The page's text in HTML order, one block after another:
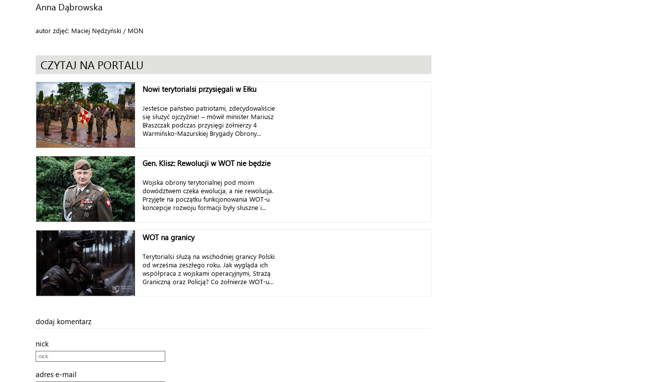
Anna Dąbrowska
autor zdjęć: Maciej Nędzyński / MON
CZYTAJ NA PORTALU
Nowi terytorialsi przysięgali w Ełku
Jesteście państwo patriotami, zdecydowaliście
się służyć ojczyźnie! – mówił minister Mariusz
Błaszczak podczas przysięgi żołnierzy 4
Warmińsko-Mazurskiej Brygady Obrony...
Gen. Klisz: Rewolucji w WOT nie będzie
Wojska obrony terytorialnej pod moim
dowództwem czeka ewolucja, a nie rewolucja.
Przyjęte na początku funkcjonowania WOT-u
koncepcje rozwoju formacji były słuszne i...
WOT na granicy
Terytorialsi służą na wschodniej granicy Polski
od września zeszłego roku. Jak wygląda ich
współpraca z wojskami operacyjnymi, Strażą
Graniczną oraz Policją? Co żołnierze WOT-u...
dodaj komentarz
nick
adres e-mail